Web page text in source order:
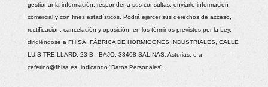
gestionar la información, responder a sus consultas, enviarle información
comercial y con fines estadísticos. Podrá ejercer sus derechos de acceso,
rectificación, cancelación y oposición, en los términos previstos por la Ley,
dirigiéndose a FHISA, FÁBRICA DE HORMIGONES INDUSTRIALES CALLE
LUIS TREILLARD, 23 B - BAJO 33408 SALINAS Asturias; o a
ceferino@fhisa.es , indicando “Datos Personales”..